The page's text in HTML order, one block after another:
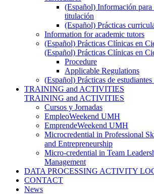
(Español) Información para
titulación
(Español) Prácticas
Information for academic tutors
(Español) Prácticas Clínicas en
(Español) Prácticas Clínicas en
Procedure
Applicable Regulations
(Español) Prácticas de
TRAINING and ACTIVITIES
TRAINING and ACTIVITIES
Cursos y Jornadas
EmpleoWeekend UMH
EmprendeWeekend UMH
Microcredential in Professional
and Entrepreneurship
Micro-credential in Team
Management
DATA PROCESSING ACTIVITY
CONTACT
News